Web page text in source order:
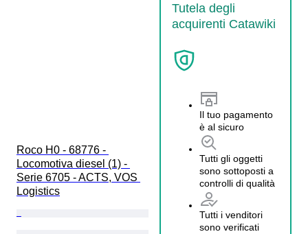
Tutela degli
acquirenti Catawiki
Il tuo pagamento
è al sicuro
Tutti gli oggetti
sono sottoposti a
controlli di qualità
Tutti i venditori
sono verificati
Roco H0 - 68776 -
Locomotiva diesel (1) -
Serie 6705 - ACTS, VOS
Logistics